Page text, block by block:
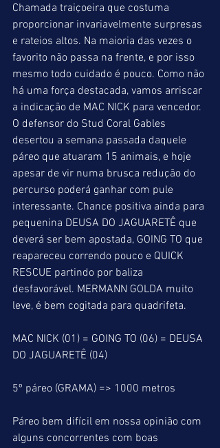
Chamada traiçoeira que costuma
proporcionar invariavelmente surpresas
e rateios altos. Na maioria das vezes o
favorito não passa na frente, e por isso
mesmo todo cuidado é pouco. Como não
há uma força destacada, vamos arriscar
a indicação de MAC NICK para vencedor.
O defensor do Stud Coral Gables
desertou a semana passada daquele
páreo que atuaram 15 animais, e hoje
apesar de vir numa brusca redução do
percurso poderá ganhar com pule
interessante. Chance positiva ainda para
pequenina DEUSA DO JAGUARETÊ que
deverá ser bem apostada, GOING TO que
reapareceu correndo pouco e QUICK
RESCUE partindo por baliza
desfavorável. MERMANN GOLDA muito
leve, é bem cogitada para quadrifeta.
MAC NICK (01) = GOING TO (06) = DEUSA
DO JAGUARETÊ (04)
5º páreo (GRAMA) => 1000 metros
Páreo bem difícil em nossa opinião com
alguns concorrentes com boas